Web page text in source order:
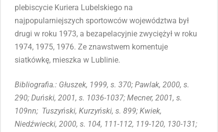
plebiscycie Kuriera Lubelskiego na
najpopularniejszych sportowców województwa był
drugi w roku 1973, a bezapelacyjnie zwyciężył w roku
1974, 1975, 1976. Ze znawstwem komentuje
siatkówkę, mieszka w Lublinie.
Bibliografia.: Głuszek, 1999, s. 370; Pawlak, 2000, s.
290; Duński, 2001, s. 1036-1037; Mecner, 2001, s.
109nn; Tuszyński, Kurzyński, s. 899; Kwiek,
Niedźwiecki, 2000, s. 104, 111-112, 119-120, 130-131;